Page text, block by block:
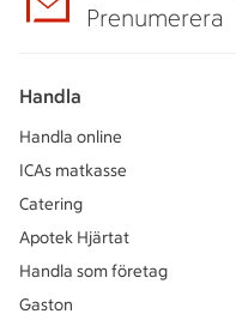
Prenumerera
Handla
Handla online
ICAs matkasse
Catering
Apotek Hjärtat
Handla som företag
Gaston